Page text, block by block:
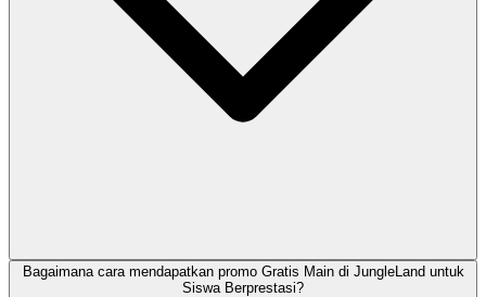
Bagaimana cara mendapatkan promo Gratis Main di JungleLand untuk
Siswa Berprestasi?